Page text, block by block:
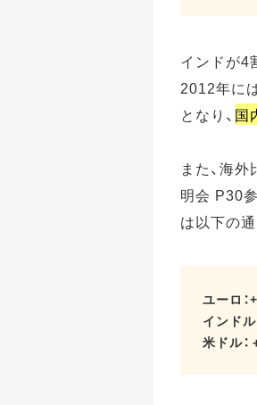
インドが4
2012年に
となり、 国
また、海
明会 P30
は以下の通
ユーロ：
インド
米ドル：